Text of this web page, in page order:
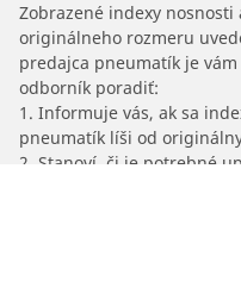
Zobrazené indexy
originálneho rozmeru
predajca pneumatík je
odborník poradiť:
1. Informuje vás, ak sa
pneumatík líši od
2. Stanoví, či je potrebné